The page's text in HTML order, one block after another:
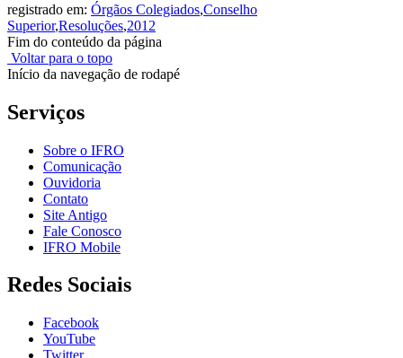
registrado em: Órgãos Colegiados,Conselho
Superior,Resoluções,2012
Fim do conteúdo da página
Voltar para o topo
Início da navegação de rodapé
Serviços
Sobre o IFRO
Comunicação
Ouvidoria
Contato
Site Antigo
Fale Conosco
IFRO Mobile
Redes Sociais
Facebook
YouTube